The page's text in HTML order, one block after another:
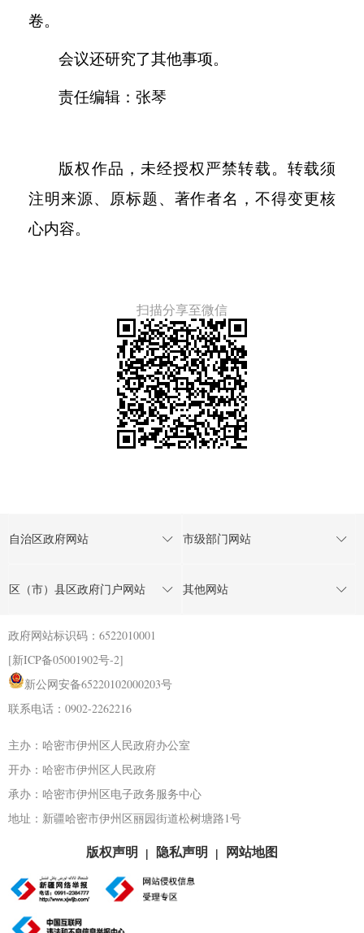
卷。
会议还研究了其他事项。
责任编辑：张琴
版权作品，未经授权严禁转载。转载须
注明来源、原标题、著作者名，不得变更核
心内容。
扫描分享至微信
自治区政府网站 市级部门网站
区（市）县区政府门户网站 其他网站
政府网站标识码：6522010001
[新ICP备05001902号-2]
新公网安备65220102000203号
联系电话：0902-2262216
主办：哈密市伊州区人民政府办公室
开办：哈密市伊州区人民政府
承办：哈密市伊州区电子政务服务中心
地址：新疆哈密市伊州区丽园街道松树塘路1号
版权声明 | 隐私声明 | 网站地图